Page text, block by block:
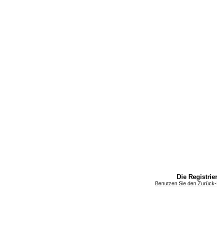
Die
Benutzen Sie den